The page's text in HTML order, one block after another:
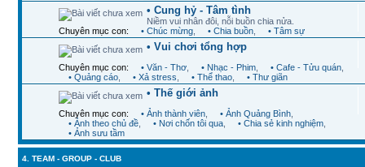
• Cung hỷ - Tâm tình
Niềm vui nhân đôi, nỗi buồn chia nửa.
Chuyên mục con:
• Chúc mừng • Chia buồn • Tâm sự
• Vui chơi tổng hợp
Chuyên mục con: • Văn - Thơ • Nhạc - Phim • Cafe - Tửu quán
• Quảng cáo
• Xả stress • Thể thao • Thư giãn
• Thế giới ảnh
Chuyên mục con: • Ảnh thành viên • Ảnh Quảng Bình
• Ảnh theo chủ đề
• Nơi chốn tôi qua • Chia sẻ kinh nghiệm
• Ảnh sưu tầm
4. TEAM - GROUP - CLUB